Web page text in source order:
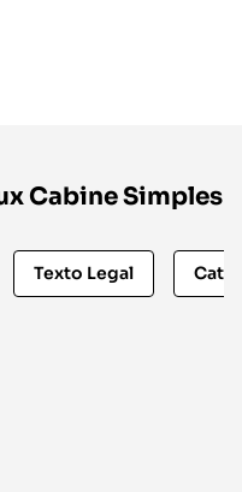
Cabine Simples
Texto Legal